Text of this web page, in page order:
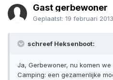
Gast gerbewoner
Geplaatst: 19 februari 2013
schreef Heksenboot:
Ja, Gerbewoner, nu komen
Camping: een gezamenlijke